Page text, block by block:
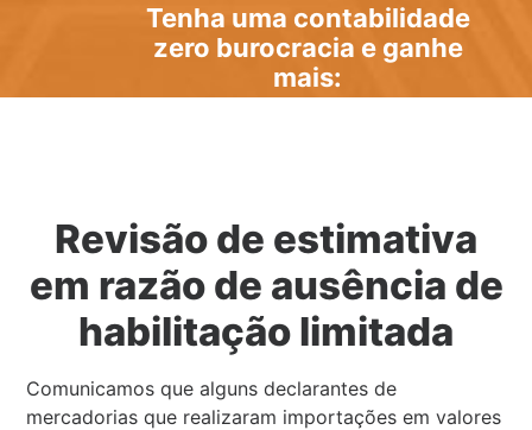
Tenha uma contabilidade
zero burocracia e ganhe
mais:
Revisão de estimativa
em razão de ausência de
habilitação limitada
Comunicamos que alguns declarantes de
mercadorias que realizaram importações em valores